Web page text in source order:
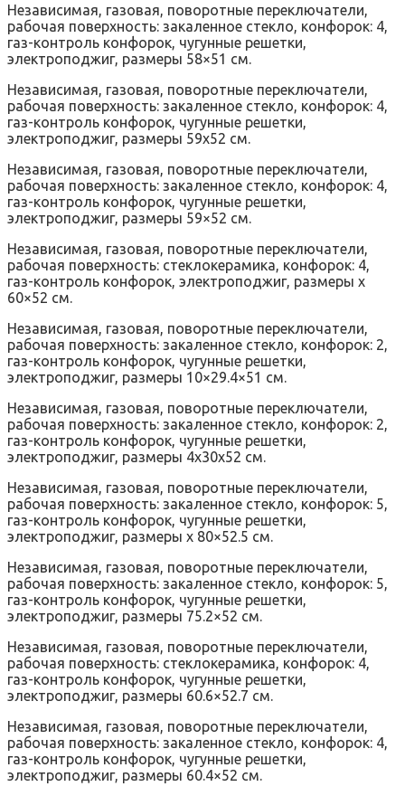
Независимая, газовая, поворотные переключатели,
рабочая поверхность: закаленное стекло, конфорок: 4,
газ-контроль конфорок, чугунные решетки,
электроподжиг, размеры 58×51 см.
Независимая, газовая, поворотные переключатели,
рабочая поверхность: закаленное стекло, конфорок: 4,
газ-контроль конфорок, чугунные решетки,
электроподжиг, размеры 59х52 см.
Независимая, газовая, поворотные переключатели,
рабочая поверхность: закаленное стекло, конфорок: 4,
газ-контроль конфорок, чугунные решетки,
электроподжиг, размеры 59×52 см.
Независимая, газовая, поворотные переключатели,
рабочая поверхность: стеклокерамика, конфорок: 4,
газ-контроль конфорок, электроподжиг, размеры x
60×52 см.
Независимая, газовая, поворотные переключатели,
рабочая поверхность: закаленное стекло, конфорок: 2,
газ-контроль конфорок, чугунные решетки,
электроподжиг, размеры 10×29.4×51 см.
Независимая, газовая, поворотные переключатели,
рабочая поверхность: закаленное стекло, конфорок: 2,
газ-контроль конфорок, чугунные решетки,
электроподжиг, размеры 4x30x52 см.
Независимая, газовая, поворотные переключатели,
рабочая поверхность: закаленное стекло, конфорок: 5,
газ-контроль конфорок, чугунные решетки,
электроподжиг, размеры x 80×52.5 см.
Независимая, газовая, поворотные переключатели,
рабочая поверхность: закаленное стекло, конфорок: 5,
газ-контроль конфорок, чугунные решетки,
электроподжиг, размеры 75.2×52 см.
Независимая, газовая, поворотные переключатели,
рабочая поверхность: стеклокерамика, конфорок: 4,
газ-контроль конфорок, чугунные решетки,
электроподжиг, размеры 60.6×52.7 см.
Независимая, газовая, поворотные переключатели,
рабочая поверхность: закаленное стекло, конфорок: 4,
газ-контроль конфорок, чугунные решетки,
электроподжиг, размеры 60.4×52 см.